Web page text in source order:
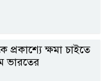
প্রকাশ্যে ক্ষমা চাইতে
ভারতের